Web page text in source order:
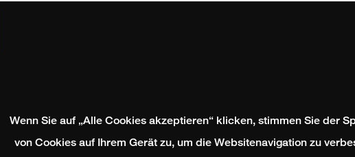
Wenn Sie auf „Alle Cookies akzeptieren“ klicken, stimmen Sie der
von Cookies auf Ihrem Gerät zu, um die Websitenavigation zu